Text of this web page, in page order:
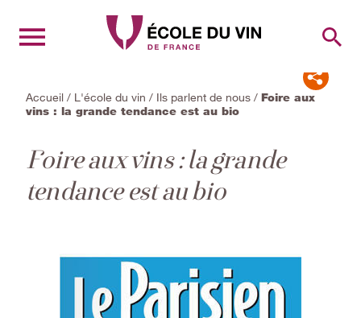
Accueil / L'école du vin / Ils parlent de nous / Foire aux
vins : la grande tendance est au bio
Foire aux vins : la grande
tendance est au bio